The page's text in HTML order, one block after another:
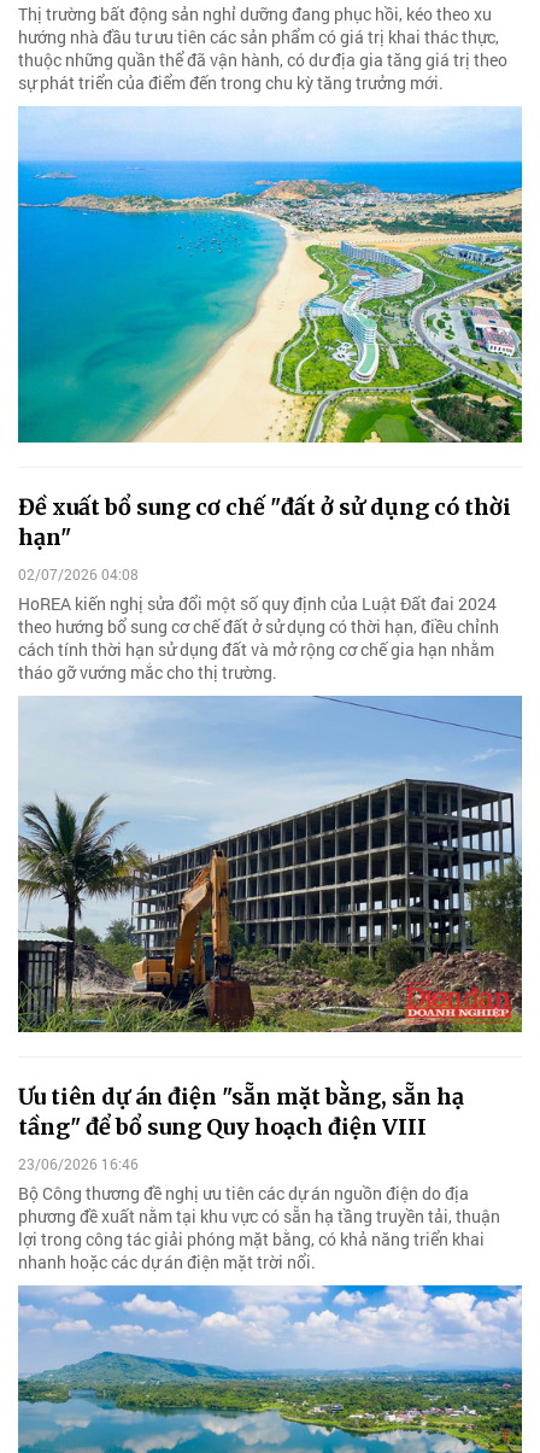
Thị trường bất động sản nghỉ dưỡng đang phục hồi, kéo theo xu
hướng nhà đầu tư ưu tiên các sản phẩm có giá trị khai thác thực,
thuộc những quần thể đã vận hành, có dư địa gia tăng giá trị theo
sự phát triển của điểm đến trong chu kỳ tăng trưởng mới.
Đề xuất bổ sung cơ chế "đất ở sử dụng có thời
hạn"
02/07/2026 04:08
HoREA kiến nghị sửa đổi một số quy định của Luật Đất đai 2024
theo hướng bổ sung cơ chế đất ở sử dụng có thời hạn, điều chỉnh
cách tính thời hạn sử dụng đất và mở rộng cơ chế gia hạn nhằm
tháo gỡ vướng mắc cho thị trường.
Ưu tiên dự án điện "sẵn mặt bằng, sẵn hạ
tầng" để bổ sung Quy hoạch điện VIII
23/06/2026 16:46
Bộ Công thương đề nghị ưu tiên các dự án nguồn điện do địa
phương đề xuất nằm tại khu vực có sẵn hạ tầng truyền tải, thuận
lợi trong công tác giải phóng mặt bằng, có khả năng triển khai
nhanh hoặc các dự án điện mặt trời nổi.